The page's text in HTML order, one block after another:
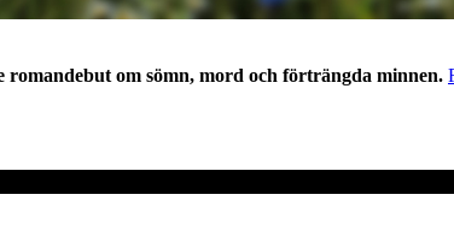
om sömn, mord och förträngda minnen.